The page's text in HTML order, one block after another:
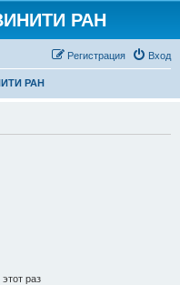
РАН
Вход
Регистрация
РАН
раз